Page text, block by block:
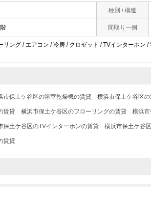
種別 / 構造
間取り一例
ング / エアコン / 冷房 / クロゼット / TVインターホン
市保土ケ谷区の浴室乾燥機の賃貸 横浜市保土ケ谷区
賃貸 横浜市保土ケ谷区のフローリングの賃貸 横浜
保土ケ谷区のTVインターホンの賃貸 横浜市保土ケ谷
賃貸